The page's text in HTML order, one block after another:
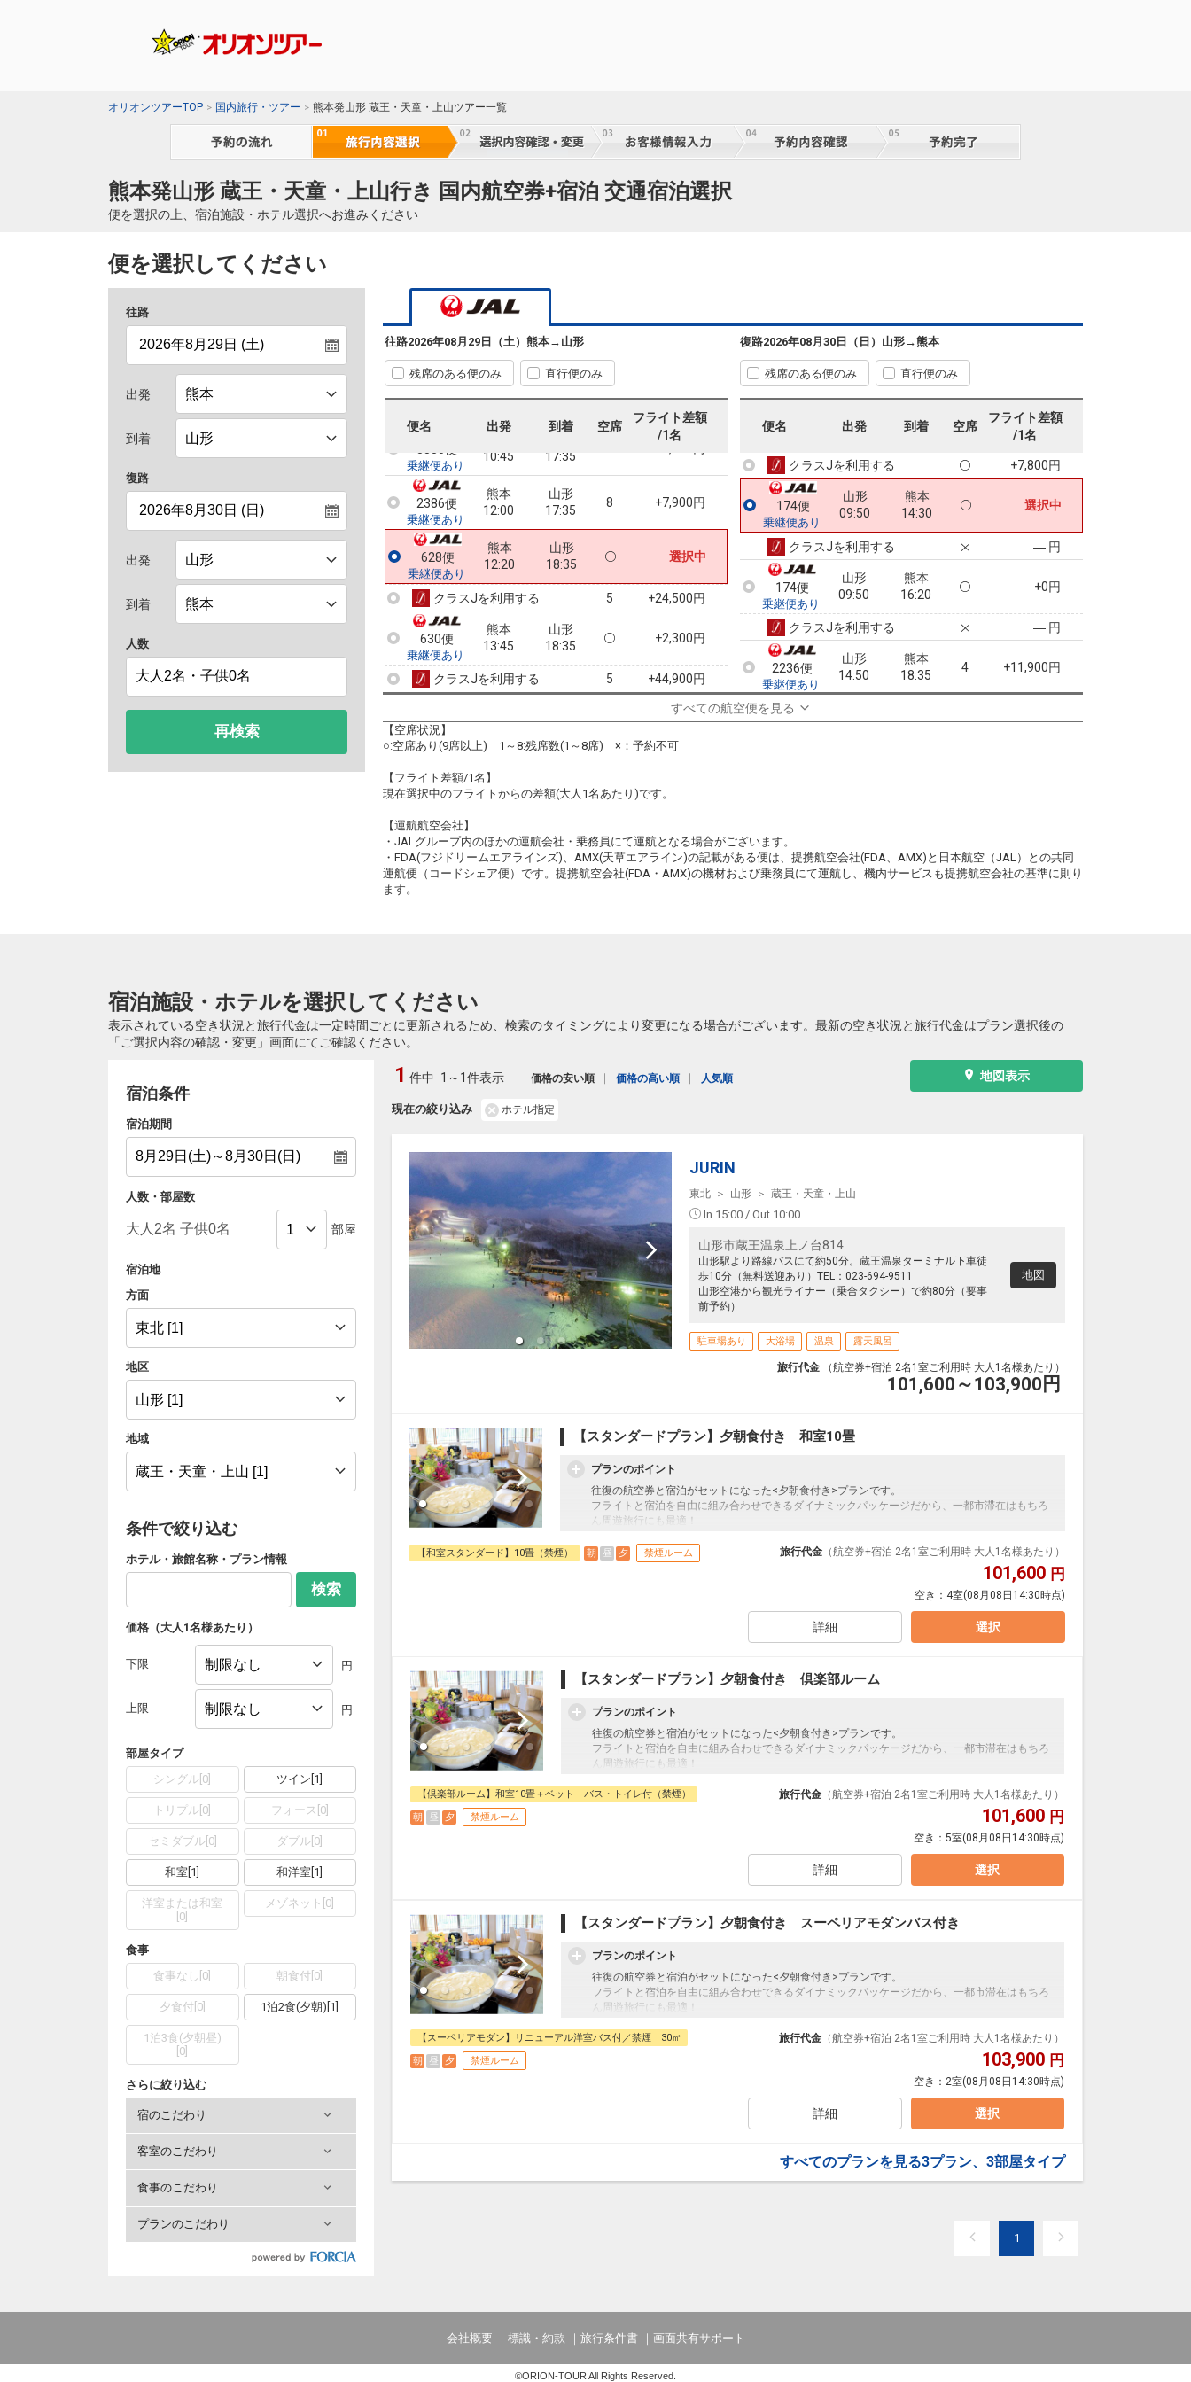
オリオンツアーTOP 国内旅行・ツアー 熊本発山形 蔵王・天童・上山ツアー一覧
熊本発山形 蔵王・天童・上山行き 国内航空券+宿泊 交通宿泊選択
便を選択の上、宿泊施設・ホテル選択へお進みください
便を選択してください
往路
出発
到着
復路
出発
到着
人数
再検索
往路2026年08月29日（土） 熊本→ 山形
残席のある便のみ 直行便のみ
便名 出発 到着 空席
フライト差額
/1名
2382便
乗継便あり
熊本
山形
+9,000円
626便
熊本
18:35
3880便
熊本
10:45
山形
14:20
+9,000円
3880便
乗継便あり
10:45
17:35
2386便
乗継便あり
熊本
12:00
山形
17:35
8 +7,900円
628便
乗継便あり
熊本
12:20
山形
18:35
選択中
クラスJを利用する 5 +24,500円
630便
乗継便あり
熊本
13:45
山形
18:35
+2,300円
クラスJを利用する 5 +44,900円
復路2026年08月30日（日） 山形→熊本
残席のある便のみ 直行便のみ
便名 出発 到着 空席
フライト差額
/1名
2234便
乗継便あり
山形
08:50
熊本
14:20
クラスJを利用する 8
2234便
08:50
熊本
15:00
+5,300円
クラスJを利用する +7,800円
174便
乗継便あり
山形
09:50
熊本
14:30
選択中
クラスJを利用する ― 円
174便
乗継便あり
山形
09:50
熊本
16:20
+0円
クラスJを利用する ― 円
2236便
乗継便あり
山形
14:50
熊本
18:35
4 +11,900円
すべての航空便を見る
【空席状況】
○:空席あり(9席以上) 1～8:残席数(1～8席) ×：予約不可
【フライト差額/1名】
現在選択中のフライトからの差額(大人1名あたり)です。
【運航航空会社】
・JALグループ内のほかの運航会社・乗務員にて運航となる場合がございます。
・FDA(フジドリームエアラインズ)、AMX(天草エアライン)の記載がある便は、提携航空会社(FDA、AMX)と日本航空（JAL）との共同
運航便（コードシェア便）です。提携航空会社(FDA・AMX)の機材および乗務員にて運航し、機内サービスも提携航空会社の基準に則り
ます。
宿泊施設・ホテルを選択してください
表示されている空き状況と旅行代金は一定時間ごとに更新されるため、検索のタイミングにより変更になる場合がございます。最新の空き状況と旅行代金はプラン選択後の
「ご選択内容の確認・変更」画面にてご確認ください。
宿泊条件
宿泊期間
人数・部屋数
部屋
宿泊地
方面
地区
地域
条件で絞り込む
ホテル・旅館名称・プラン情報
検索
価格（大人1名様あたり）
下限 円
上限 円
部屋タイプ
シングル 0 ツイン 1
トリプル 0 フォース 0]
セミダブル[ 0] ダブル 0
和室 1 和洋室 1
洋室または和室
0
メゾネット 0
食事
食事なし 0 朝食付 0
夕食付 0] 1泊2食(夕朝) 1
1泊3食(夕朝昼)
0
さらに絞り込む
宿のこだわり
客室のこだわり
食事のこだわり
プランのこだわり
地図表示
現在の絞り込み ホテル指定
1 件中 1～1件表示 価格の安い順 価格の高い順 人気順
JURIN
東北 山形 蔵王・天童・上山
In 15:00 / Out 10:00
山形市蔵王温泉上ノ台814
山形駅より路線バスにて約50分。蔵王温泉ターミナル下車徒
歩10分（無料送迎あり）TEL：023-694-9511
山形空港から観光ライナー（乗合タクシー）で約80分（要事
前予約）
地図
駐車場あり 大浴場 温泉 露天風呂
旅行代金 （航空券+宿泊 2名1室ご利用時 大人1名様あたり）
101,600～103,900 円
【スタンダードプラン】夕朝食付き 和室10畳
プランのポイント
往復の航空券と宿泊がセットになった<夕朝食付き>プランです。
フライトと宿泊を自由に組み合わせできるダイナミックパッケージだから、一都市滞在はもちろ
ん周遊旅行にも最適！
フライトは、安心のJALまたは（JALグループ）確約！フライトマイル50％貯まります。
オプションでレンタカーや現地交通・体験プランなどの追加（同時予約）が可能なプランもござ
～ 木々と暮らす、薪火リゾート。JURIN ～
森に抱かれた佇まい、高原から眺める大自然の絶景、そして満点の星空。都市にはない、特別な
2022年11月に「木々と暮らす、薪火リゾート」としてリニューアル。
高原から見晴らす景色に癒され、薪火ラウンジや薪火グリルで香りを楽しみ、記憶に残る時間を
＜夕食内容＞
メインダイニング「ROOT」にて
ハーフビュッフェ又は季節の鍋御膳※お任せ
庄内浜からの新鮮シーフード、サラダハーブ、県産野菜のグラタン、山形芋煮、樹林特製カレー
メインダイニング「ROOT」にて、「和洋バイキング」※日により和定食となる場合がございます
【和室スタンダード】10畳（禁煙） 朝 昼 夕 禁煙ルーム 旅行代金 （航空券+宿泊 2名1室ご利用時 大人1名様あたり）
101,600 円
空き： 4室(08月08日14:30時点)
詳細 選択
【スタンダードプラン】夕朝食付き 倶楽部ルーム
プランのポイント
往復の航空券と宿泊がセットになった<夕朝食付き>プランです。
フライトと宿泊を自由に組み合わせできるダイナミックパッケージだから、一都市滞在はもちろ
ん周遊旅行にも最適！
フライトは、安心のJALまたは（JALグループ）確約！フライトマイル50％貯まります。
オプションでレンタカーや現地交通・体験プランなどの追加（同時予約）が可能なプランもござ
～ 木々と暮らす、薪火リゾート。JURIN ～
森に抱かれた佇まい、高原から眺める大自然の絶景、そして満点の星空。都市にはない、特別な
2022年11月に「木々と暮らす、薪火リゾート」としてリニューアル。
高原から見晴らす景色に癒され、薪火ラウンジや薪火グリルで香りを楽しみ、記憶に残る時間を
＜夕食内容＞
メインダイニング「ROOT」にて
ハーフビュッフェ又は季節の鍋御膳※お任せ
庄内浜からの新鮮シーフード、サラダハーブ、県産野菜のグラタン、山形芋煮、樹林特製カレー
など約10種のハーフビュッフェをご用意。
メインダイニング「ROOT」にて、「和洋バイキング」※日により和定食となる場合がございます
【倶楽部ルーム】和室10畳＋ベット バス・トイレ付（禁煙）
朝
昼 夕 禁煙ルーム
旅行代金 （航空券+宿泊 2名1室ご利用時 大人1名様あたり）
101,600 円
空き： 5室(08月08日14:30時点)
詳細 選択
【スタンダードプラン】夕朝食付き スーペリアモダンバス付き
プランのポイント
往復の航空券と宿泊がセットになった<夕朝食付き>プランです。
フライトと宿泊を自由に組み合わせできるダイナミックパッケージだから、一都市滞在はもちろ
ん周遊旅行にも最適！
フライトは、安心のJALまたは（JALグループ）確約！フライトマイル50％貯まります。
オプションでレンタカーや現地交通・体験プランなどの追加（同時予約）が可能なプランもござ
～ 木々と暮らす、薪火リゾート。JURIN ～
森に抱かれた佇まい、高原から眺める大自然の絶景、そして満点の星空。都市にはない、特別な
2022年11月に「木々と暮らす、薪火リゾート」としてリニューアル。
高原から見晴らす景色に癒され、薪火ラウンジや薪火グリルで香りを楽しみ、記憶に残る時間を
メインダイニング「ROOT」にて、「和洋バイキング」※日により和定食となる場合がございます
【スーペリアモダン】リニューアル洋室バス付／禁煙 30㎡
朝
昼 夕 禁煙ルーム
旅行代金 （航空券+宿泊 2名1室ご利用時 大人1名様あたり）
103,900 円
空き： 2室(08月08日14:30時点)
詳細 選択
すべてのプランを見る3プラン、3部屋タイプ
1
会社概要 標識・約款 旅行条件書 画面共有サポート
©ORION-TOUR All Rights Reserved.